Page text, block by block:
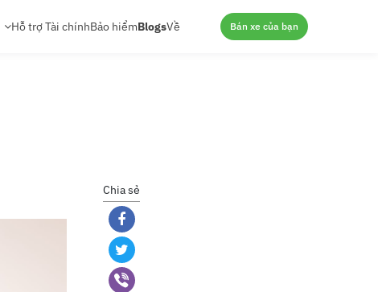
Hỗ trợ Tài chínhBảo hiểmBlogsVề Bán xe của bạn
Chia sẻ